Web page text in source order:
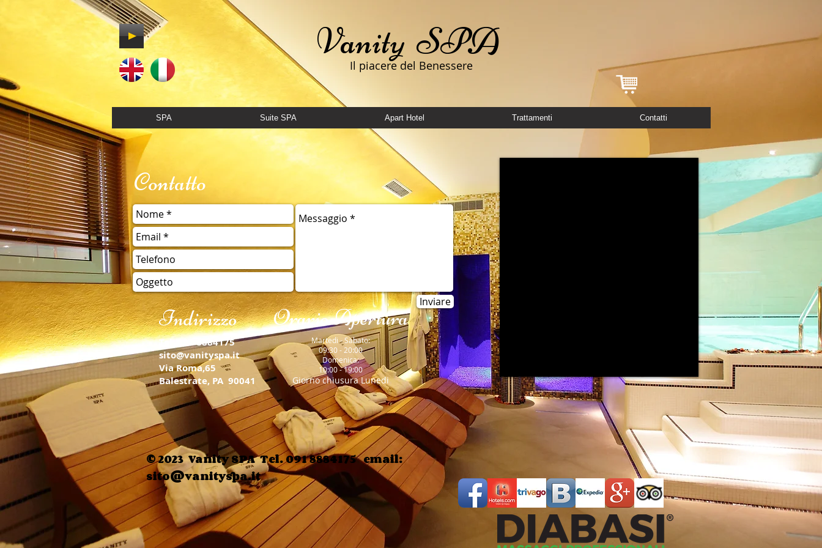
Vanity SPA
Il piacere del Benessere
SPA Suite SPA Apart Hotel Trattamenti Contatti
Contatto
Orario Apertura
Martedi - Sabato:
09:30 - 20:00
Domenica:
10:00 - 19:00​
Giorno chiusura Lunedi
Inviare
Indirizzo
Tel: 091 8884175
sito@vanityspa.it
Via Roma,65
Balestrate, PA 90041
© 2023 Vanity SPA Tel. 091 8884175 email:
sito@vanityspa.it